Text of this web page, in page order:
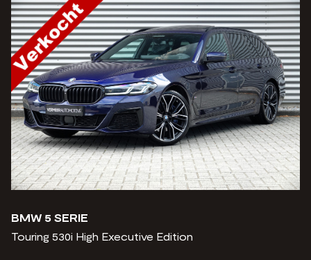
BMW 5 SERIE
Touring 530i High Executive Edition